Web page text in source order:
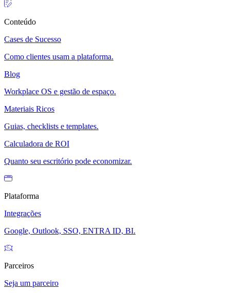
Conteúdo
Cases de Sucesso
Como clientes usam a plataforma.
Blog
Workplace OS e gestão de espaço.
Materiais Ricos
Guias, checklists e templates.
Calculadora de ROI
Quanto seu escritório pode economizar.
Plataforma
Integrações
Google, Outlook, SSO, ENTRA ID, BI.
Parceiros
Seja um parceiro